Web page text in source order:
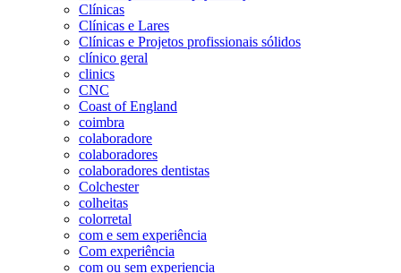
Clínicas
Clínicas e Lares
Clínicas e Projetos profissionais sólidos
clínico geral
clinics
CNC
Coast of England
coimbra
colaboradore
colaboradores
colaboradores dentistas
Colchester
colheitas
colorretal
com e sem experiência
Com experiência
com ou sem experiencia